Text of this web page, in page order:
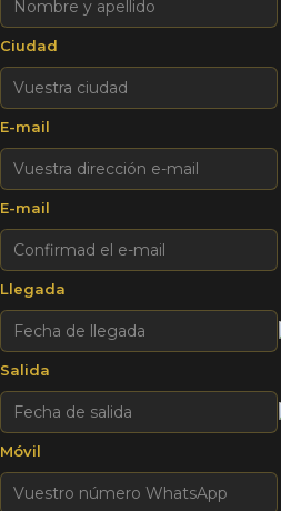
Ciudad
E-mail
E-mail
Llegada
Salida
Móvil